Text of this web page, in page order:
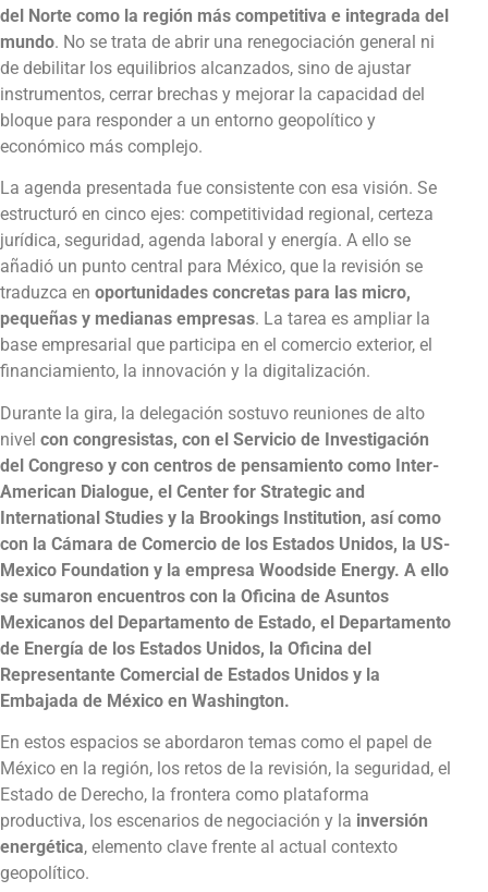
del Norte como la región más competitiva e integrada del
mundo. No se trata de abrir una renegociación general ni
de debilitar los equilibrios alcanzados, sino de ajustar
instrumentos, cerrar brechas y mejorar la capacidad del
bloque para responder a un entorno geopolítico y
económico más complejo.
La agenda presentada fue consistente con esa visión. Se
estructuró en cinco ejes: competitividad regional, certeza
jurídica, seguridad, agenda laboral y energía. A ello se
añadió un punto central para México, que la revisión se
traduzca en oportunidades concretas para las micro,
pequeñas y medianas empresas. La tarea es ampliar la
base empresarial que participa en el comercio exterior, el
financiamiento, la innovación y la digitalización.
Durante la gira, la delegación sostuvo reuniones de alto
nivel con congresistas, con el Servicio de Investigación
del Congreso y con centros de pensamiento como Inter-
American Dialogue, el Center for Strategic and
International Studies y la Brookings Institution, así como
con la Cámara de Comercio de los Estados Unidos, la US-
Mexico Foundation y la empresa Woodside Energy. A ello
se sumaron encuentros con la Oficina de Asuntos
Mexicanos del Departamento de Estado, el Departamento
de Energía de los Estados Unidos, la Oficina del
Representante Comercial de Estados Unidos y la
Embajada de México en Washington.
En estos espacios se abordaron temas como el papel de
México en la región, los retos de la revisión, la seguridad, el
Estado de Derecho, la frontera como plataforma
productiva, los escenarios de negociación y la inversión
energética, elemento clave frente al actual contexto
geopolítico.